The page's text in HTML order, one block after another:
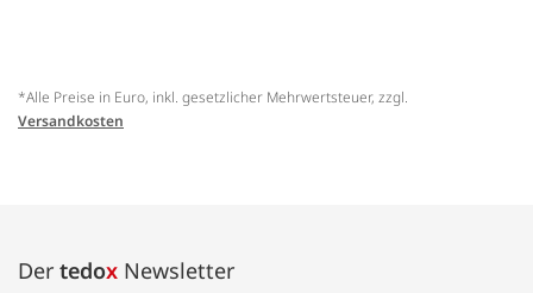
*Alle Preise in Euro, inkl. gesetzlicher Mehrwertsteuer, zzgl.
Versandkosten
Der tedox Newsletter